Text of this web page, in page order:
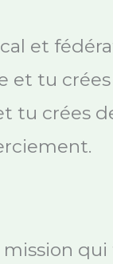
et
et tu
tu crées
qui